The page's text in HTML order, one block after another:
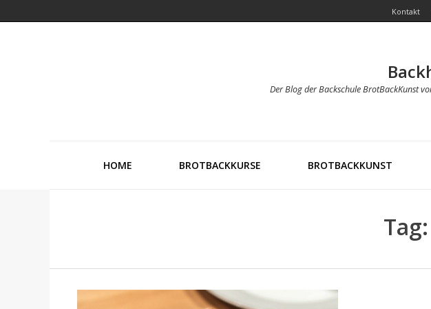
Kontakt
Der Blog der Backschule BrotBackKunst
HOME BROTBACKKURSE BROTBACKKUNST